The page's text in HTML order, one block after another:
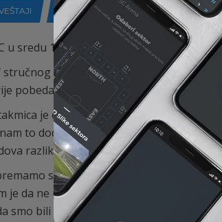
19-10-2022
u sredu 19. oktobra u 14:30h igra protiv
stručnog štaba Žarko Lazetić je pred
pobeda i negativnih rezultata o čemu
je eliminaciona, a sećamo se da
to dodatno pali lampicu za oprez.
razlike i ne gledamo raspored i
se kao za svaku drugu
je da ne mora da bude tako i da
smo bili dobri i verujem da ćemo i na